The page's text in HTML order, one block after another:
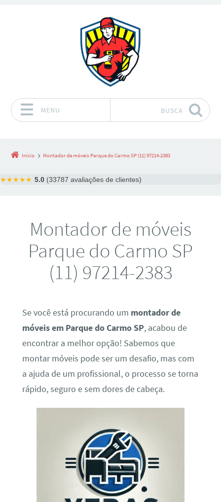
MENU BUSCA
Início Montador de móveis Parque do Carmo SP (11) 97214-2383
★★★★★ 5.0 (33787 avaliações de clientes)
Montador de móveis
Parque do Carmo SP
(11) 97214-2383
Se você está procurando um montador de
móveis em Parque do Carmo SP, acabou de
encontrar a melhor opção! Sabemos que
montar móveis pode ser um desafio, mas com
a ajuda de um profissional, o processo se torna
rápido, seguro e sem dores de cabeça.